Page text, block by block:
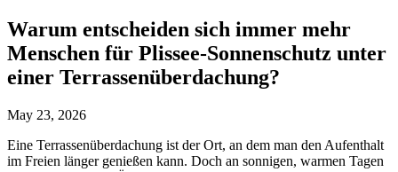
Warum entscheiden sich immer mehr
Menschen für Plissee-Sonnenschutz unter
einer Terrassenüberdachung?
May 23, 2026
Eine Terrassenüberdachung ist der Ort, an dem man den Aufenthalt
im Freien länger genießen kann. Doch an sonnigen, warmen Tagen